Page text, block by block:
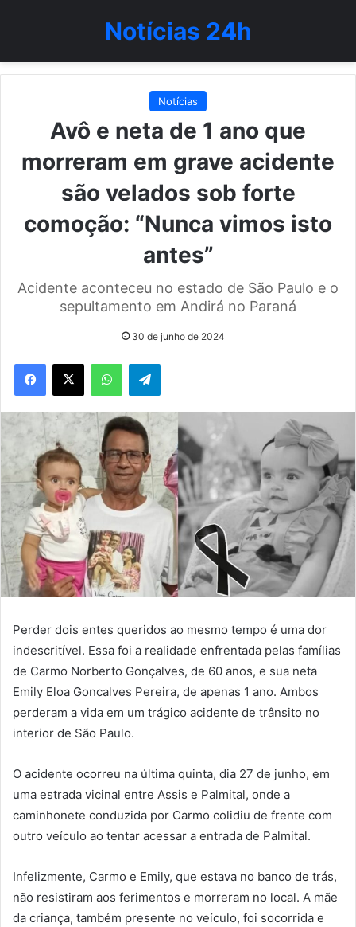
Notícias 24h
Notícias
Avô e neta de 1 ano que
morreram em grave acidente
são velados sob forte
comoção: “Nunca vimos isto
antes”
Acidente aconteceu no estado de São Paulo e o
sepultamento em Andirá no Paraná
30 de junho de 2024
WhatsAppTelegram
Perder dois entes queridos ao mesmo tempo é uma dor
indescritível. Essa foi a realidade enfrentada pelas famílias
de Carmo Norberto Gonçalves, de 60 anos, e sua neta
Emily Eloa Goncalves Pereira, de apenas 1 ano. Ambos
perderam a vida em um trágico acidente de trânsito no
interior de São Paulo.
O acidente ocorreu na última quinta, dia 27 de junho, em
uma estrada vicinal entre Assis e Palmital, onde a
caminhonete conduzida por Carmo colidiu de frente com
outro veículo ao tentar acessar a entrada de Palmital.
Infelizmente, Carmo e Emily, que estava no banco de trás,
não resistiram aos ferimentos e morreram no local. A mãe
da criança, também presente no veículo, foi socorrida e